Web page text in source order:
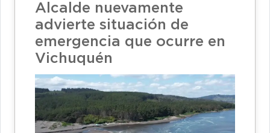
Alcalde nuevamente
advierte situación de
emergencia que ocurre en
Vichuquén